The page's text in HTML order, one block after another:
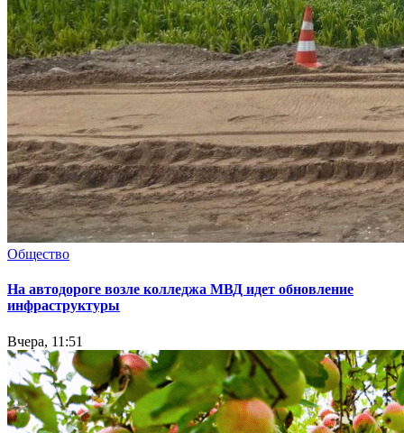
Общество
На автодороге возле колледжа МВД идет обновление
инфраструктуры
Вчера, 11:51